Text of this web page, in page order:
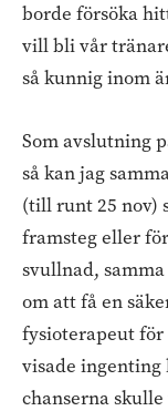
borde försöka
vill bli vår
så kunnig inom
Som avslutning
så kan jag
(till runt 25 nov)
framsteg eller
svullnad,
om att få en
fysioterapeut
visade ingenting
chanserna